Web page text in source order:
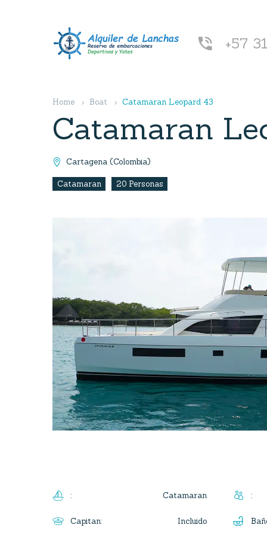

 +57
Home Boat Catamaran Leopard 43
Catamaran
 Cartagena (Colombia)
Catamaran 20 Personas
: Catamaran
Capitan: Incluido
: